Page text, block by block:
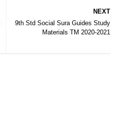
NEXT
9th Std Social Sura Guides Study
Materials TM 2020-2021